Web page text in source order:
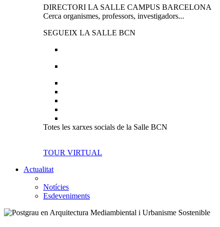
DIRECTORI LA SALLE CAMPUS BARCELONA
Cerca organismes, professors, investigadors...
SEGUEIX LA SALLE BCN
Totes les xarxes socials de la Salle BCN
TOUR VIRTUAL
Actualitat
Notícies
Esdeveniments